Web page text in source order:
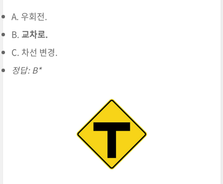
A. 우회전.
B. 교차로.
C. 차선 변경.
정답: B*